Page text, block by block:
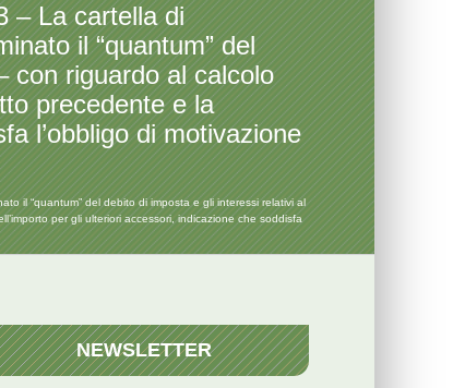
– La cartella di
il “quantum” del
con riguardo al calcolo
precedente e la
l’obbligo di motivazione
il “quantum” del debito di imposta e gli interessi relativi al
per gli ulteriori accessori, indicazione che soddisfa
NEWSLETTER